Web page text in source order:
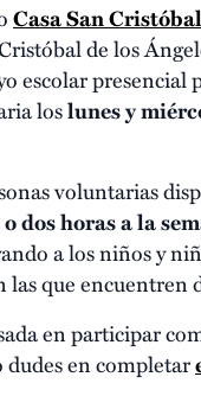
Casa San Cristóbal
de los
escolar presencial
loslunes y
voluntarias
dos horas a la
a los niños y
las que encuentren
en participar
en completar